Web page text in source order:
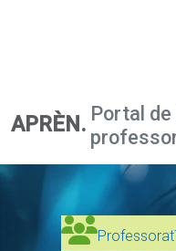
APRÈN. Portal
Professorat